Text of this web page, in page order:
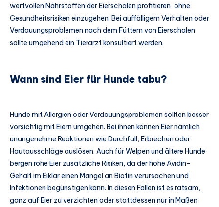
wertvollen Nährstoffen der Eierschalen profitieren, ohne
Gesundheitsrisiken einzugehen. Bei auffälligem Verhalten oder
Verdauungsproblemen nach dem Füttern von Eierschalen
sollte umgehend ein Tierarzt konsultiert werden.
Wann sind Eier für Hunde tabu?
Hunde mit Allergien oder Verdauungsproblemen sollten besser
vorsichtig mit Eiern umgehen. Bei ihnen können Eier nämlich
unangenehme Reaktionen wie Durchfall, Erbrechen oder
Hautausschläge auslösen. Auch für Welpen und ältere Hunde
bergen rohe Eier zusätzliche Risiken, da der hohe Avidin-
Gehalt im Eiklar einen Mangel an Biotin verursachen und
Infektionen begünstigen kann. In diesen Fällen ist es ratsam,
ganz auf Eier zu verzichten oder stattdessen nur in Maßen